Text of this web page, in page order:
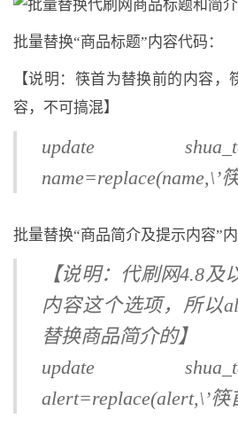
批量替换“商品标题”内容代码：
【说明：筷首为替换前的内容
容，不可搞混】
update
name=replace(name,\’
批量替换“商品简介及提示内容”内
【说明：代刷网4.8
内容这个选项，所以
替换商品简介的】
update
alert=replace(alert,\’筷